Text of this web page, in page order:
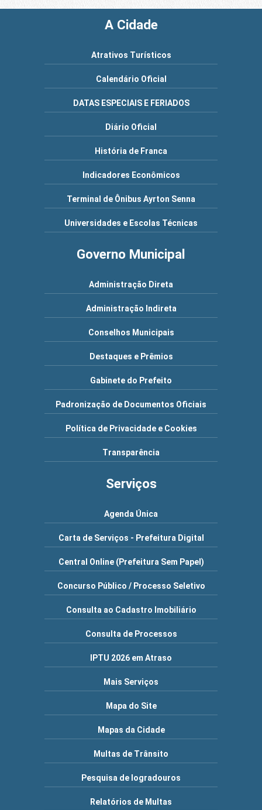
A Cidade
Atrativos Turísticos
Calendário Oficial
DATAS ESPECIAIS E FERIADOS
Diário Oficial
História de Franca
Indicadores Econômicos
Terminal de Ônibus Ayrton Senna
Universidades e Escolas Técnicas
Governo Municipal
Administração Direta
Administração Indireta
Conselhos Municipais
Destaques e Prêmios
Gabinete do Prefeito
Padronização de Documentos Oficiais
Política de Privacidade e Cookies
Transparência
Serviços
Agenda Única
Carta de Serviços - Prefeitura Digital
Central Online (Prefeitura Sem Papel)
Concurso Público / Processo Seletivo
Consulta ao Cadastro Imobiliário
Consulta de Processos
IPTU 2026 em Atraso
Mais Serviços
Mapa do Site
Mapas da Cidade
Multas de Trânsito
Pesquisa de logradouros
Relatórios de Multas